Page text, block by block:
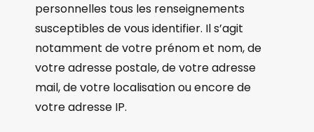
personnelles tous les renseignements
susceptibles de vous identifier. Il s’agit
notamment de votre prénom et nom, de
votre adresse postale, de votre adresse
mail, de votre localisation ou encore de
votre adresse IP.